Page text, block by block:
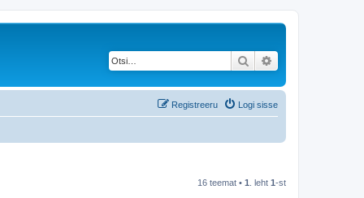
Otsi
Logi sisse
Registreeru
16 teemat • 1 . leht 1-st